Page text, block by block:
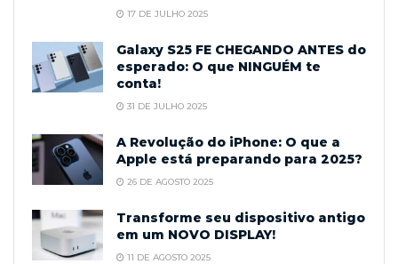
17 DE JULHO 2025
Galaxy S25 FE CHEGANDO ANTES do
esperado: O que NINGUÉM te
conta!
31 DE JULHO 2025
A Revolução do iPhone: O que a
Apple está preparando para 2025?
26 DE AGOSTO 2025
Transforme seu dispositivo antigo
em um NOVO DISPLAY!
11 DE AGOSTO 2025